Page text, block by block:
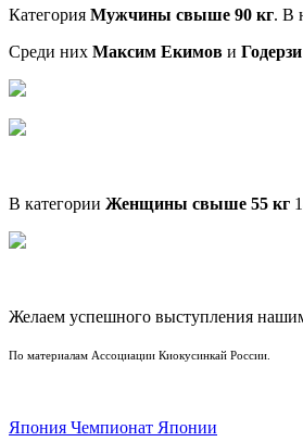
Категория Мужчины свыше 90 кг. В
Среди них Максим Екимов и
В категории Женщины свыше 55 кг
Желаем успешного выступления
По материалам Ассоциации Киокусинкай России.
Япония Чемпионат Японии